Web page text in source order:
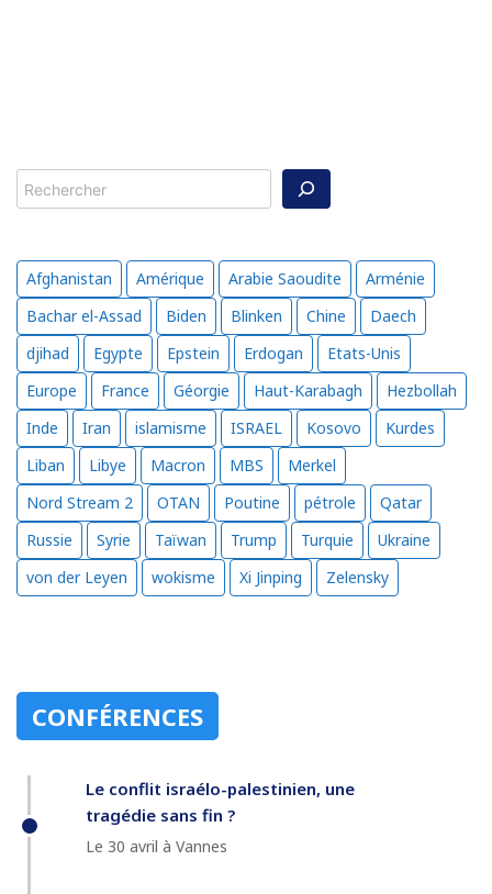
Rechercher
Afghanistan Amérique Arabie Saoudite
Arménie
Bachar el-Assad
Biden Blinken Chine
Daech
djihad
Egypte Epstein Erdogan
Etats-Unis
Europe
France Géorgie Haut-Karabagh
Hezbollah
Inde
Iran islamisme ISRAEL Kosovo
Kurdes
Liban
Libye Macron MBS
Merkel
Nord Stream 2
OTAN Poutine pétrole
Qatar
Russie
Syrie Taïwan Trump Turquie
Ukraine
von der Leyen
wokisme Xi Jinping Zelensky
CONFÉRENCES
Le conflit israélo-palestinien, une
tragédie sans fin ?
Le 30 avril à Vannes